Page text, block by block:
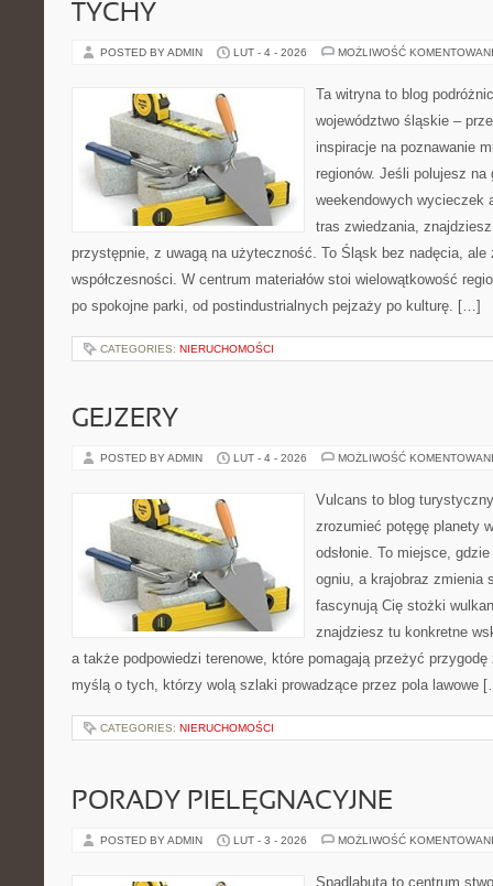
TYCHY
POSTED BY ADMIN LUT - 4 - 2026 MOŻLIWOŚĆ
Ta witryna to blog
województwo śląskie –
inspiracje na poznawanie
regionów. Jeśli polujesz na
weekendowych wycieczek
tras zwiedzania,
przystępnie, z uwagą na użyteczność. To Śląsk bez nadęcia,
współczesności. W centrum materiałów stoi wielowątkowość
po spokojne parki, od postindustrialnych pejzaży po kulturę. […]
CATEGORIES: NIERUCHOMOŚCI
GEJZERY
POSTED BY ADMIN LUT - 4 - 2026 MOŻLIWOŚĆ
Vulcans to blog
zrozumieć potęgę planety
odsłonie. To miejsce,
ogniu, a krajobraz zmienia
fascynują Cię stożki
znajdziesz tu konkretne
a także podpowiedzi terenowe, które pomagają przeżyć przygodę
myślą o tych, którzy wolą szlaki prowadzące przez pola lawowe
CATEGORIES: NIERUCHOMOŚCI
PORADY PIELĘGNACYJNE
POSTED BY ADMIN LUT - 3 - 2026 MOŻLIWOŚĆ
Spadlabuta to centrum